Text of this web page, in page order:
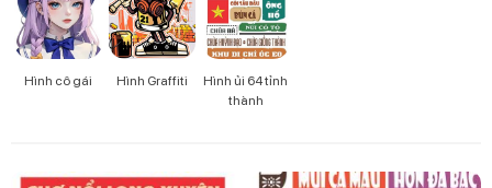
Hình cô gái Hình Graffiti
Hình ủi 64 tỉnh
thành